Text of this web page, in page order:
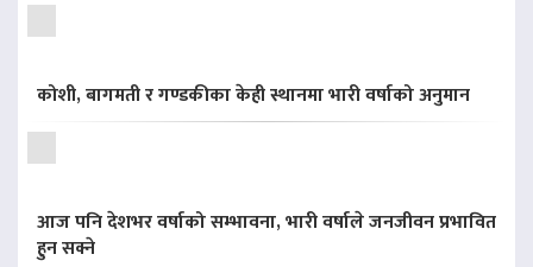
कोशी, बागमती र गण्डकीका केही स्थानमा भारी वर्षाको अनुमान
आज पनि देशभर वर्षाको सम्भावना, भारी वर्षाले जनजीवन प्रभावित
हुन सक्ने